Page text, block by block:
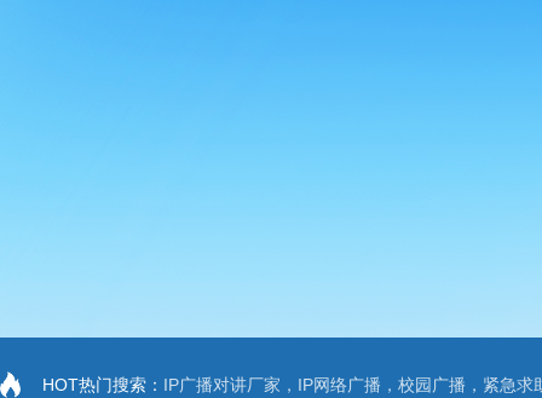
HOT热门搜索： IP广播对讲厂家，IP网络广播，校园广播，紧急求助，IP广播对讲系